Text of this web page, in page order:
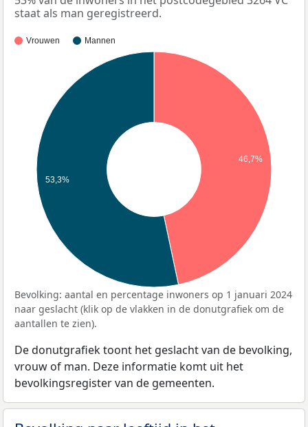
staat als man geregistreerd.
Vrouwen Mannen
46,7%
53,3%
Bevolking: aantal en percentage inwoners op 1 januari 2024
naar geslacht (klik op de vlakken in de donutgrafiek om de
aantallen te zien).
De donutgrafiek toont het geslacht van de bevolking,
vrouw of man. Deze informatie komt uit het
bevolkingsregister van de gemeenten.